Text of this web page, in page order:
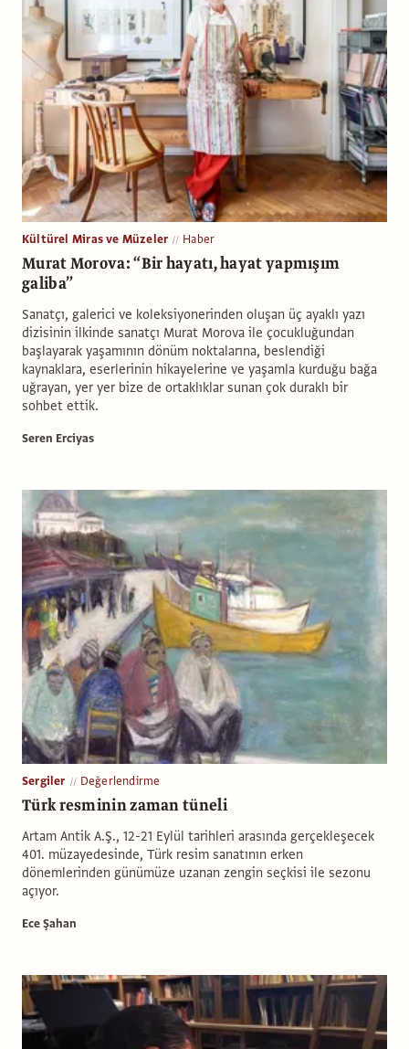
Kültürel Miras ve Müzeler Haber
Murat Morova: “Bir hayatı, hayat yapmışım
galiba”
Sanatçı, galerici ve koleksiyonerinden oluşan üç ayaklı yazı
dizisinin ilkinde sanatçı Murat Morova ile çocukluğundan
başlayarak yaşamının dönüm noktalarına, beslendiği
kaynaklara, eserlerinin hikayelerine ve yaşamla kurduğu bağa
uğrayan, yer yer bize de ortaklıklar sunan çok duraklı bir
sohbet ettik.
Seren Erciyas
Sergiler Değerlendirme
Türk resminin zaman tüneli
Artam Antik A.Ş., 12-21 Eylül tarihleri arasında gerçekleşecek
401. müzayedesinde, Türk resim sanatının erken
dönemlerinden günümüze uzanan zengin seçkisi ile sezonu
açıyor.
Ece Şahan